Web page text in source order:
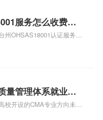
服务怎么收费，
认证服务怎么收
州OHSAS18001认证服务中
、台州ISO9000认证，哪个
iso体系认证知识，详情可
量管理体系就业方
理与认证就业方向
校开设的CMA专业方向未来
方向如何、cma就业方向有